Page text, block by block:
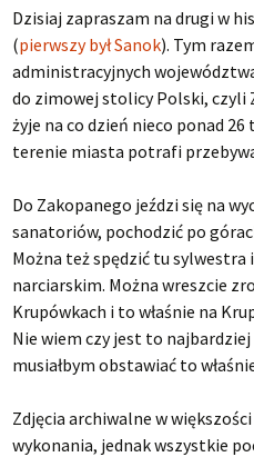
Dzisiaj zapraszam na drugi w
(pierwszy był Sanok). Tym
administracyjnych
do zimowej stolicy Polski, czyli
żyje na co dzień nieco ponad
terenie miasta potrafi
Do Zakopanego jeździ się na
sanatoriów, pochodzić po
Można też spędzić tu
narciarskim. Można wreszcie
Krupówkach i to właśnie na
Nie wiem czy jest to
musiałbym obstawiać to
Zdjęcia archiwalne w
wykonania, jednak wszystkie